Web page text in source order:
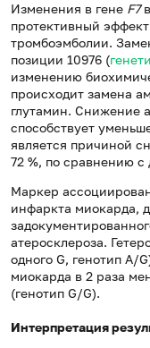
Изменения в гене F7
протективный
тромбоэмболии.
позиции 10976 (
изменению
происходит замена
глутамин. Снижение
способствует
является причиной
72 %, по сравнению с
Маркер
инфаркта миокарда,
атеросклероза.
одного G, генотип A/
миокарда в 2 раза
(генотип G/G).
Интерпретация